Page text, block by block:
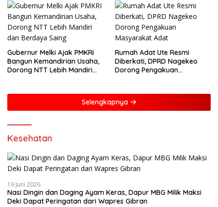
Gubernur Melki Ajak PMKRI
Bangun Kemandirian Usaha,
Dorong NTT Lebih Mandiri
Rumah Adat Ute Resmi
Diberkati, DPRD Nagekeo
Dorong Pengakuan
Selengkapnya
Kesehatan
19 Juni 2026
Nasi Dingin dan Daging Ayam Keras, Dapur MBG Milik Maksi
Deki Dapat Peringatan dari Wapres Gibran